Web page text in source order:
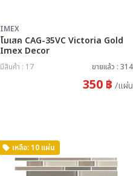
IMEX
โมเสค CAG-35VC Victoria Gold
Imex Decor
มีสินค้า : 17 ขายแล้ว : 314
350 ฿ /แผ่น
เหลือ: 10 แผ่น